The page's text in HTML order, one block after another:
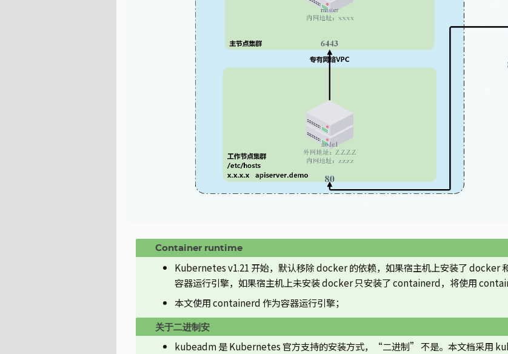
Kubernetes v1.21 开始，默认移除 docker 的依赖，如果宿主机上安装了 docker
容器运行引擎，如果宿主机上未安装 docker 只安装了 containerd，将使用
本文使用 containerd 作为容器运行引擎；
kubeadm 是 Kubernetes 官方支持的安装方式，“二进制” 不是。本文档采用